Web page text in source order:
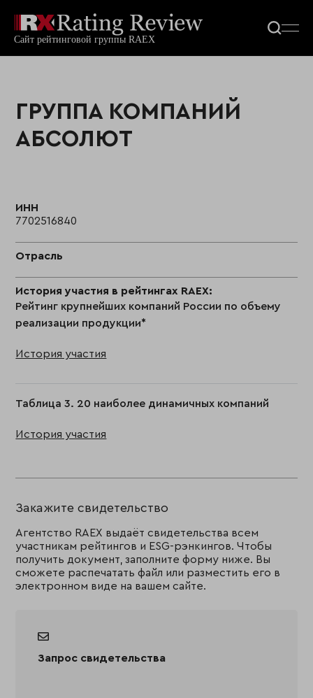
ГРУППА КОМПАНИЙ
АБСОЛЮТ
ИНН
7702516840
Отрасль
История участия в рейтингах RAEX:
Рейтинг крупнейших компаний России по объему
реализации продукции*
История участия
Таблица 3. 20 наиболее динамичных компаний
История участия
Закажите свидетельство
Агентство RAEX выдаёт свидетельства всем
участникам рейтингов и ESG-рэнкингов. Чтобы
получить документ, заполните форму ниже. Вы
сможете распечатать файл или разместить его в
электронном виде на вашем сайте.
Запрос свидетельства